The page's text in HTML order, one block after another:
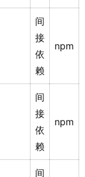
间
接
依
赖
npm
间
接
依
赖
npm
间